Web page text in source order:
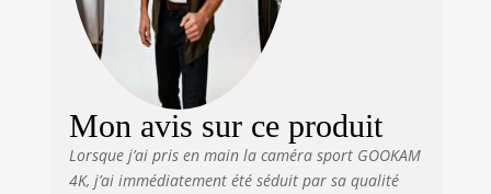
Mon avis sur ce produit
Lorsque j’ai pris en main la caméra sport GOOKAM
4K, j’ai immédiatement été séduit par sa qualité